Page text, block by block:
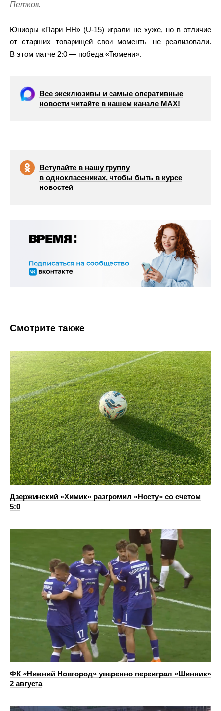
Петков.
Юниоры «Пари НН» (U-15) играли не хуже, но в отличие
от старших товарищей свои моменты не реализовали.
В этом матче 2:0 — победа «Тюмени».
Все эксклюзивы и самые оперативные
новости читайте в нашем канале МАХ!
Вступайте в нашу группу
в одноклассниках, чтобы быть в курсе
новостей
Смотрите также
Дзержинский «Химик» разгромил «Носту» со счетом
5:0
ФК «Нижний Новгород» уверенно переиграл «Шинник»
2 августа